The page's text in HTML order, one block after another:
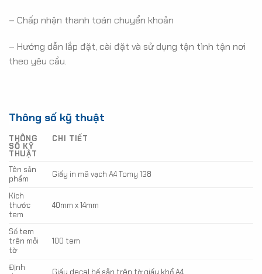
– Chấp nhận thanh toán chuyển khoản
– Hướng dẫn lắp đặt, cài đặt và sử dụng tận tình tận nơi
theo yêu cầu.
Thông số kỹ thuật
THÔNG
SỐ KỸ
THUẬT
CHI TIẾT
Tên sản
phẩm
Giấy in mã vạch A4 Tomy 138
Kích
thước
tem
40mm x 14mm
Số tem
trên mỗi
tờ
100 tem
Định